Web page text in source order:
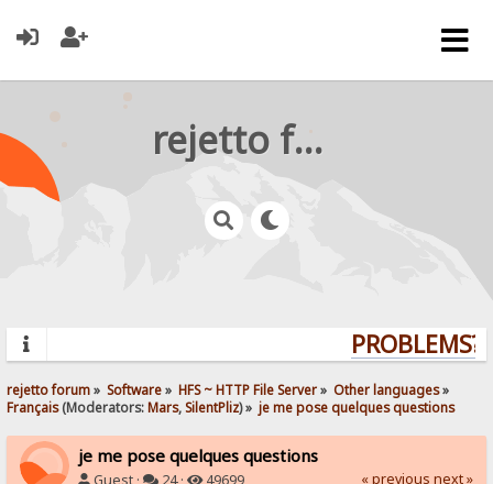
rejetto forum
PROBLEMS?
rejetto forum» Software» HFS ~ HTTP File Server» Other languages»
Français(Moderators:Mars,SilentPliz) » je me pose quelques questions
je me pose quelques questions
Guest · 24 · 49699 « previous next »